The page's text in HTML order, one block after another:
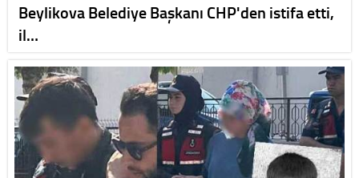
Beylikova Belediye Başkanı CHP'den istifa etti,
il…